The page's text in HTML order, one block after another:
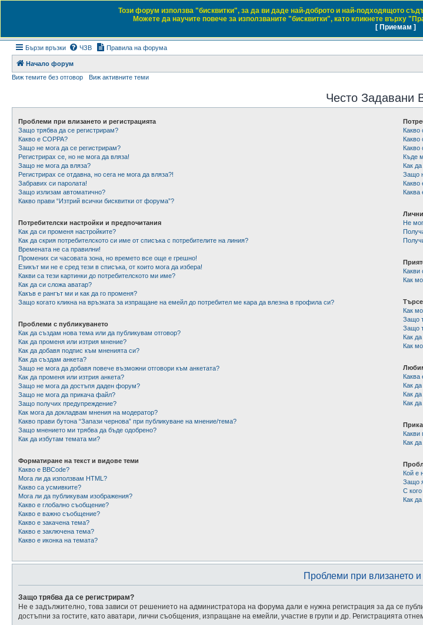
Daewoo & Chevrolet Club Bulgaria
Бързи връзки ЧЗВ Правила на форума
Начало форум
Виж темите без отговор
Виж активните теми
Често Задавани
Проблеми при влизането и регистрацията
Защо трябва да се регистрирам?
Какво е COPPA?
Защо не мога да се регистрирам?
Регистрирах се, но не мога да вляза!
Защо не мога да вляза?
Регистрирах се отдавна, но сега не мога да вляза?!
Забравих си паролата!
Защо излизам автоматично?
Какво прави “Изтрий всички бисквитки от форума”?
Потребителски настройки и предпочитания
Как да си променя настройките?
Как да скрия потребителското си име от списъка с потребителите на линия?
Времената не са правилни!
Промених си часовата зона, но времето все още е грешно!
Езикът ми не е сред тези в списъка, от които мога да избера!
Какви са тези картинки до потребителското ми име?
Как да си сложа аватар?
Какъв е рангът ми и как да го променя?
Защо когато кликна на връзката за изпращане на емейл до потребител ме кара да влезна в профила си?
Проблеми с публикуването
Как да създам нова тема или да публикувам отговор?
Как да променя или изтрия мнение?
Как да добавя подпис към мненията си?
Как да създам анкета?
Защо не мога да добавя повече възможни отговори към анкетата?
Как да променя или изтрия анкета?
Защо не мога да достъпя даден форум?
Защо не мога да прикача файл?
Защо получих предупреждение?
Как мога да докладвам мнения на модератор?
Какво прави бутона “Запази чернова” при публикуване на мнение/тема?
Защо мнението ми трябва да бъде одобрено?
Как да избутам темата ми?
Форматиране на текст и видове теми
Какво е BBCode?
Мога ли да използвам HTML?
Какво са усмивките?
Мога ли да публикувам изображения?
Какво е глобално съобщение?
Какво е важно съобщение?
Какво е закачена тема?
Какво е заключена тема?
Какво е иконка на темата?
Какво
Какво
Какво
Къде
Как
Защо
Какво
Каква
Не
Какви
Как
Как
Защо
Защо
Как
Как
Каква
Как
Как
Как
Какви
Как
Кой е
Защо
С
Как
Проблеми при влизането и
Защо трябва да се регистрирам?
Не е задължително, това зависи от решението на администратора на форума дали е нужна регистрация за да се
достъпни за гостите, като аватари, лични съобщения, изпращане на емейли, участие в групи и др. Регистрацията
Този форум използва "бисквитки", за да ви даде най-доброто и най-подходящото
Можете да научите повече за използваните "бисквитки", като кликнете върху
[ Приемам ]